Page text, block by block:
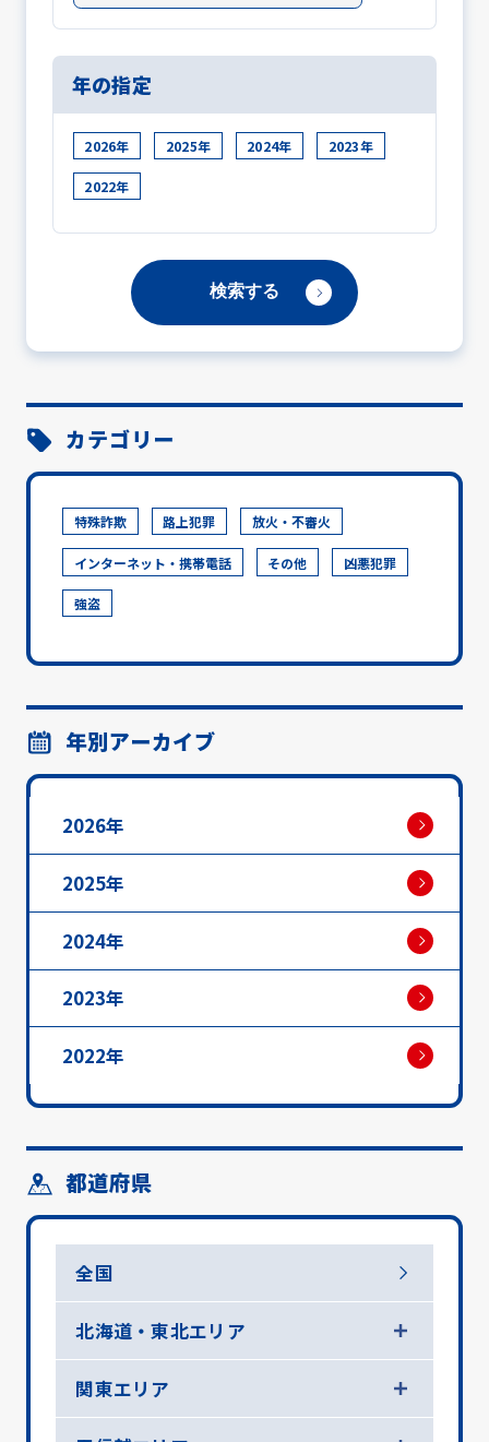
年の指定
2026年 2025年 2024年 2023年
2022年
カテゴリー
特殊詐欺 路上犯罪 放火・不審火
インターネット・携帯電話 その他 凶悪犯罪
強盗
年別アーカイブ
2026年
2025年
2024年
2023年
2022年
都道府県
全国
北海道・東北エリア
関東エリア